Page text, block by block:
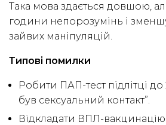
Така мова здається довшою,
години непорозумінь і
зайвих маніпуляцій.
Типові помилки
Робити ПАП-тест підлітці до
був сексуальний контакт”.
Відкладати ВПЛ-